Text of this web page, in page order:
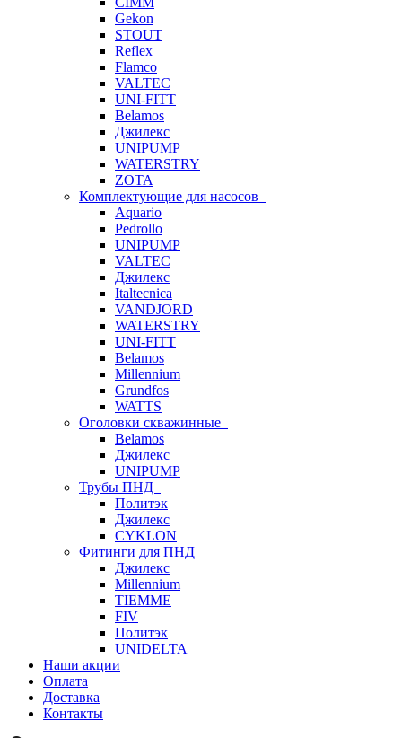
Gekon
STOUT
Reflex
Flamco
VALTEC
UNI-FITT
Belamos
Джилекс
UNIPUMP
WATERSTRY
ZOTA
Комплектующие для насосов
Aquario
Pedrollo
UNIPUMP
VALTEC
Джилекс
Italtecnica
VANDJORD
WATERSTRY
UNI-FITT
Belamos
Millennium
Grundfos
WATTS
Оголовки скважинные
Belamos
Джилекс
UNIPUMP
Трубы ПНД
Политэк
Джилекс
CYKLON
Фитинги для ПНД
Джилекс
Millennium
TIEMME
FIV
Политэк
UNIDELTA
Наши акции
Оплата
Доставка
Контакты